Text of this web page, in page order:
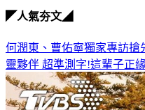
◤人氣夯文◢
何潤東、曹佑寧獨家專訪搶
靈夥伴 超準測字!這輩子正